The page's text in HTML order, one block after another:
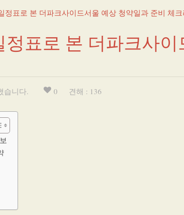
정표로 본 더파크사이드서울 예상 청약일과 준비 체
정표로 본 더파크사
습니다. 0 견해 : 136